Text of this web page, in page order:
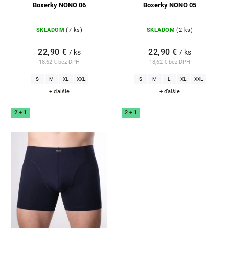
Boxerky NONO 06
SKLADOM (7 ks)
18,62 € bez DPH
22,90 € / ks
S M XL XXL
+ ďalšie
Boxerky NONO 05
SKLADOM (2 ks)
18,62 € bez DPH
22,90 € / ks
S M L XL XXL
+ ďalšie
2 + 1 2 + 1